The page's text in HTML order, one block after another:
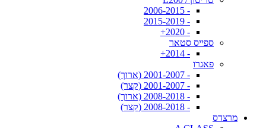
- 2006-2015
- 2015-2019
- 2020+
ספייס סטאר
- 2014+
פאגרו
- 2001-2007 (ארוך)
- 2001-2007 (קצר)
- 2008-2018 (ארוך)
- 2008-2018 (קצר)
מרצדס